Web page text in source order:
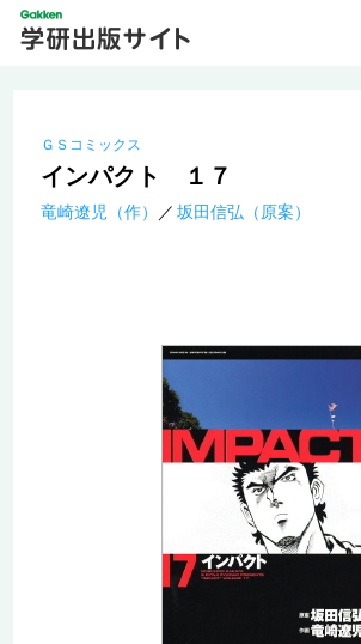
ＧＳコミックス
インパクト １７
竜崎遼児（作） 坂田信弘（原案）